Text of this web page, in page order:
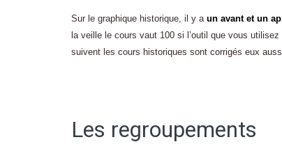
Sur le graphique historique, il y a un avant et un
la veille le cours vaut 100 si l’outil que vous
suivent les cours historiques sont corrigés eux
Les regroupements